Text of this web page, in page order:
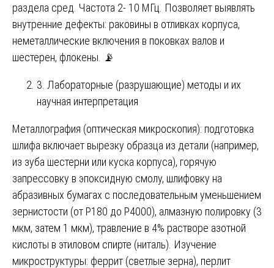
раздела сред. Частота 2- 10 МГц. Позволяет выявлять
внутренние дефекты: раковины в отливках корпуса,
неметаллические включения в поковках валов и
шестерен, флокены. 📡
3. Лабораторные (разрушающие) методы и их
научная интерпретация
Металлография (оптическая микроскопия): подготовка
шлифа включает вырезку образца из детали (например,
из зуба шестерни или куска корпуса), горячую
запрессовку в эпоксидную смолу, шлифовку на
абразивных бумагах с последовательным уменьшением
зернистости (от P180 до P4000), алмазную полировку (3
мкм, затем 1 мкм), травление в 4% растворе азотной
кислоты в этиловом спирте (ниталь). Изучение
микроструктуры: феррит (светлые зерна), перлит